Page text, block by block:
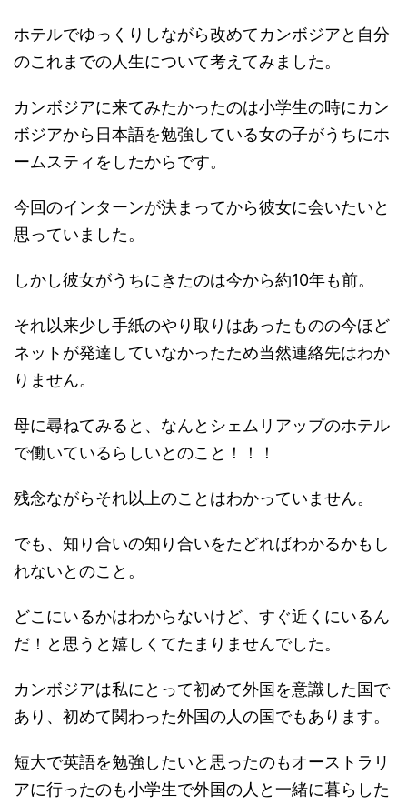
ホテルでゆっくりしながら改めてカンボジアと自分
のこれまでの人生について考えてみました。
カンボジアに来てみたかったのは小学生の時にカン
ボジアから日本語を勉強している女の子がうちにホ
ームスティをしたからです。
今回のインターンが決まってから彼女に会いたいと
思っていました。
しかし彼女がうちにきたのは今から約10年も前。
それ以来少し手紙のやり取りはあったものの今ほど
ネットが発達していなかったため当然連絡先はわか
りません。
母に尋ねてみると、なんとシェムリアップのホテル
で働いているらしいとのこと！！！
残念ながらそれ以上のことはわかっていません。
でも、知り合いの知り合いをたどればわかるかもし
れないとのこと。
どこにいるかはわからないけど、すぐ近くにいるん
だ！と思うと嬉しくてたまりませんでした。
カンボジアは私にとって初めて外国を意識した国で
あり、初めて関わった外国の人の国でもあります。
短大で英語を勉強したいと思ったのもオーストラリ
アに行ったのも小学生で外国の人と一緒に暮らした